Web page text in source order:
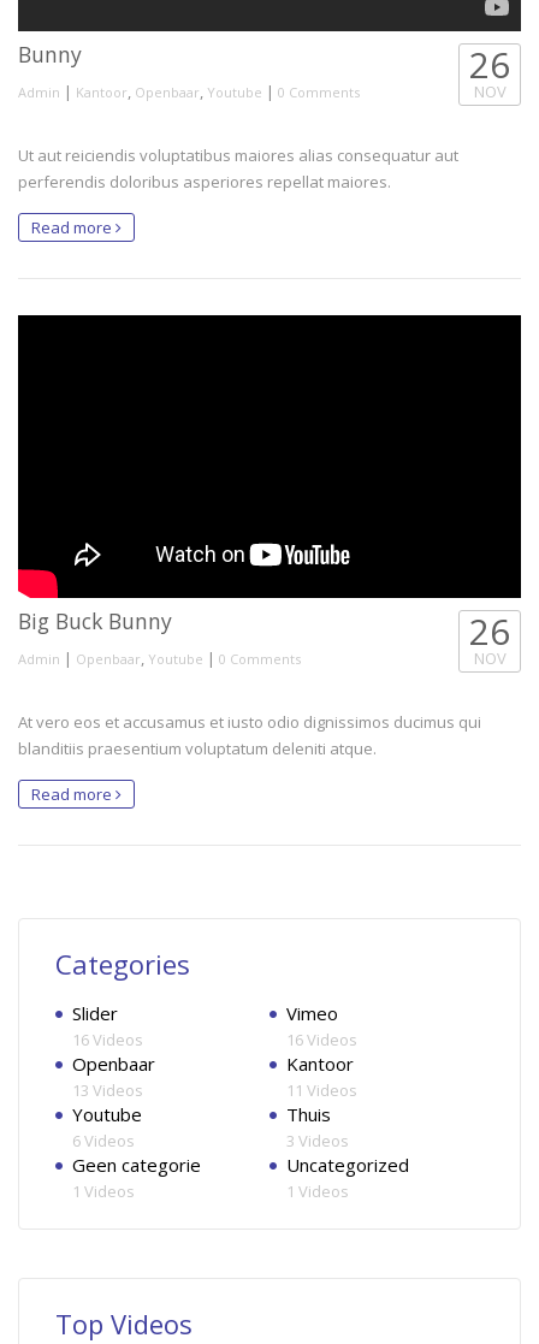
Bunny
Admin | Kantoor, Openbaar, Youtube | 0 Comments
26
NOV
Ut aut reiciendis voluptatibus maiores alias consequatur aut
perferendis doloribus asperiores repellat maiores.
Read more
Big Buck Bunny
Admin | Openbaar, Youtube | 0 Comments
26
NOV
At vero eos et accusamus et iusto odio dignissimos ducimus qui
blanditiis praesentium voluptatum deleniti atque.
Read more
Categories
Slider
16 Videos
Vimeo
16 Videos
Openbaar
13 Videos
Kantoor
11 Videos
Youtube
6 Videos
Thuis
3 Videos
Geen categorie
1 Videos
Uncategorized
1 Videos
Top Videos